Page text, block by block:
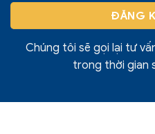
Chúng tôi sẽ gọi lại tư
trong thời gian